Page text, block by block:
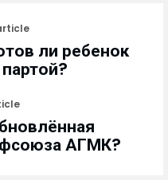
ли ребенок
АГМК?